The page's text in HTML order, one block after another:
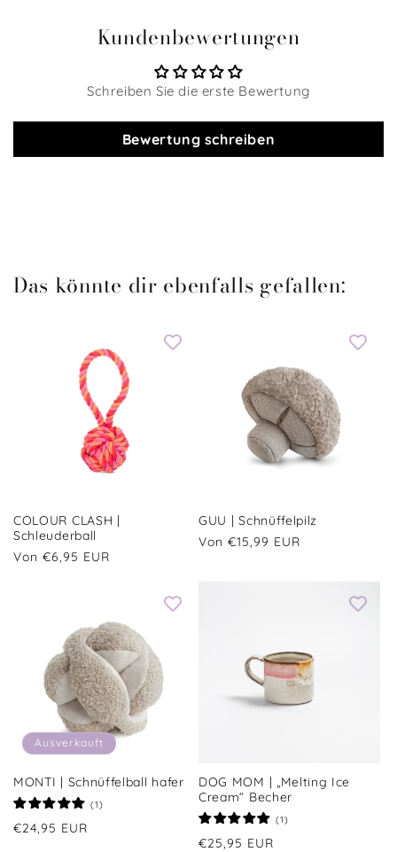
Kundenbewertungen
Schreiben Sie die erste Bewertung
Bewertung schreiben
Das könnte dir ebenfalls gefallen:
COLOUR CLASH |
Schleuderball
Normaler
Von €6,95 EUR
GUU | Schnüffelpilz
Normaler
Von €15,99 EUR
Ausverkauft
MONTI | Schnüffelball hafer
(1)1
Normaler
€24,95 EUR
DOG MOM | „Melting Ice
Cream“ Becher
(1)1
Normaler
€25,95 EUR